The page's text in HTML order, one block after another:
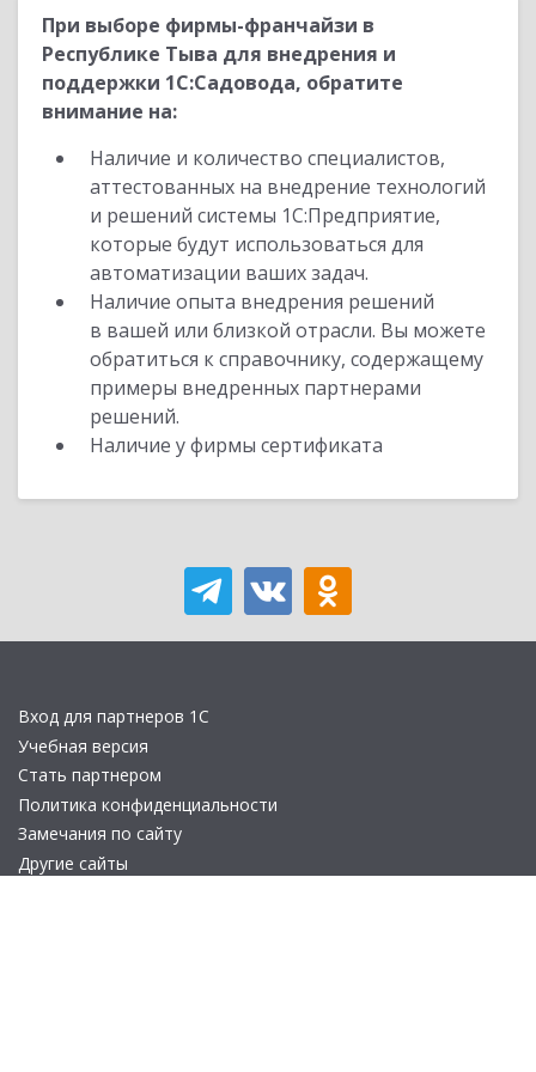
При выборе фирмы-франчайзи в
Республике Тыва для внедрения и
поддержки 1С:Садовода, обратите
внимание на:
Наличие и количество специалистов,
аттестованных на внедрение технологий
и решений системы 1С:Предприятие,
которые будут использоваться для
автоматизации ваших задач.
Наличие опыта внедрения решений
в вашей или близкой отрасли. Вы можете
обратиться к справочнику, содержащему
примеры внедренных партнерами
решений.
Наличие у фирмы сертификата
Вход для партнеров 1С
Учебная версия
Стать партнером
Политика конфиденциальности
Замечания по сайту
Другие сайты